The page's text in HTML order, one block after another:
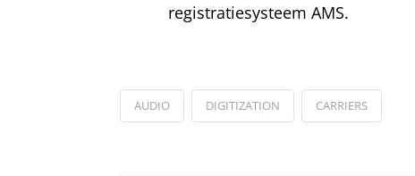
registratiesysteem AMS.
AUDIO DIGITIZATION CARRIERS